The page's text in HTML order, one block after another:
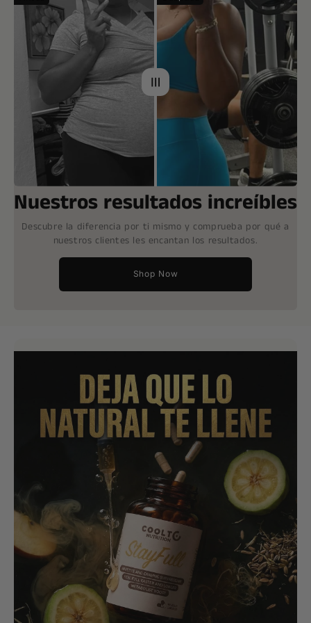
Nuestros resultados increíbles
Descubre la diferencia por ti mismo y comprueba por qué a
nuestros clientes les encantan los resultados.
Shop Now